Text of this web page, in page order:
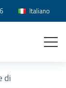
Italiano
di